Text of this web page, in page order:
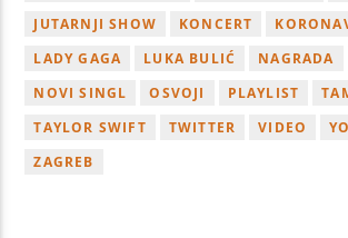
JUTARNJI SHOW
KONCERT
LADY GAGA
LUKA BULIĆ NAGRADA
NOVI SINGL
OSVOJI PLAYLIST
TAYLOR SWIFT
TWITTER VIDEO
ZAGREB